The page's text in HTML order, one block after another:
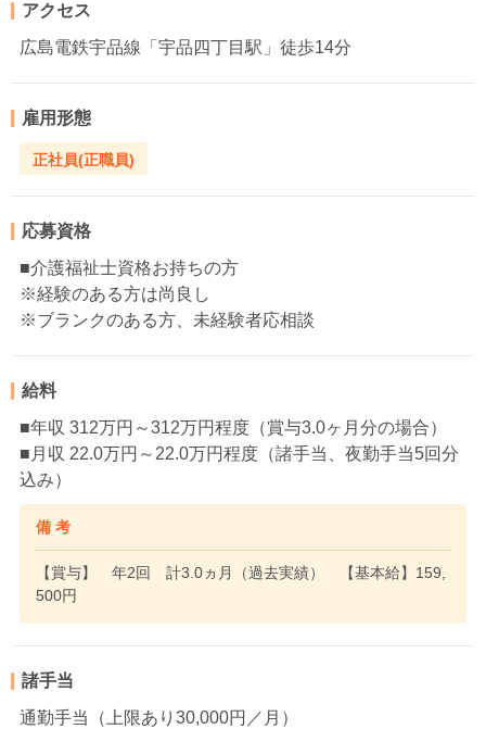
アクセス
広島電鉄宇品線「宇品四丁目駅」徒歩14分
雇用形態
正社員(正職員)
応募資格
■介護福祉士資格お持ちの方
※経験のある方は尚良し
※ブランクのある方、未経験者応相談
給料
■年収 312万円～312万円程度（賞与3.0ヶ月分の場合）
■月収 22.0万円～22.0万円程度（諸手当、夜勤手当5回分
込み）
備 考
【賞与】 年2回 計3.0ヵ月（過去実績） 【基本給】159,
500円
諸手当
通勤手当（上限あり30,000円／月）